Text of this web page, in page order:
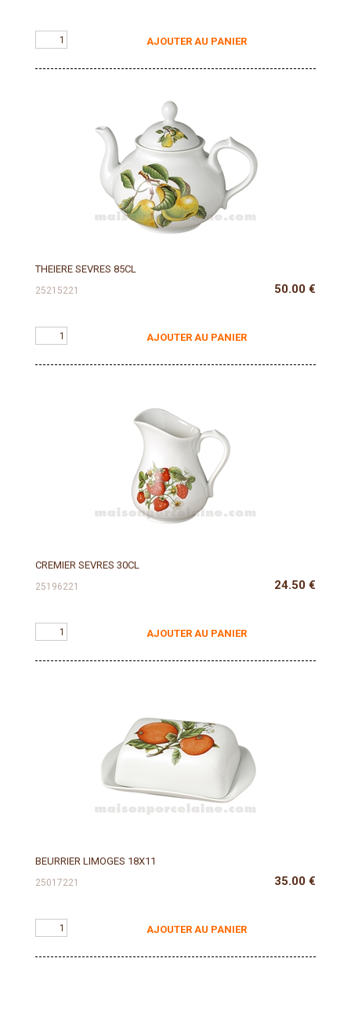
AJOUTER AU PANIER
THEIERE SEVRES 85CL
25215221 50.00 €
AJOUTER AU PANIER
CREMIER SEVRES 30CL
25196221 24.50 €
AJOUTER AU PANIER
BEURRIER LIMOGES 18X11
25017221 35.00 €
AJOUTER AU PANIER